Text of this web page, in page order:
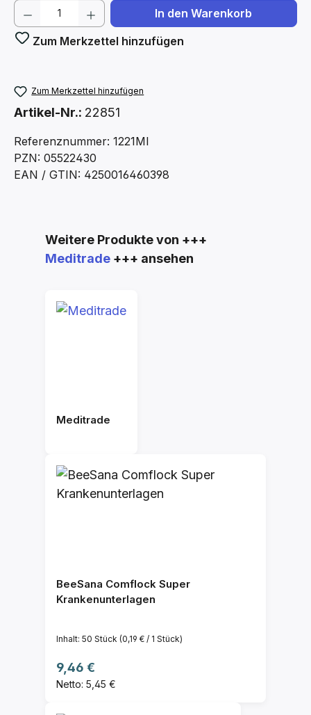
Produkt Anzahl: Gib den gewünschten
In den Warenkorb
Zum Merkzettel hinzufügen
Zum Merkzettel hinzufügen
Artikel-Nr.: 22851
Referenznummer: 1221MI
PZN: 05522430
EAN / GTIN: 4250016460398
Produktgalerie überspringen
Weitere Produkte von +++
Meditrade +++ ansehen
Meditrade
BeeSana Comflock Super
Krankenunterlagen
Inhalt: 50 Stück (0,19 € / 1 Stück)
Regulärer Preis:
9,46 €
Netto: 5,45 €